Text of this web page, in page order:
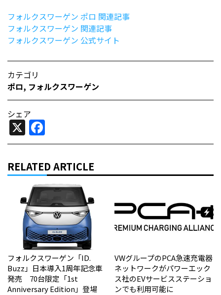
フォルクスワーゲン ポロ 関連記事
フォルクスワーゲン 関連記事
フォルクスワーゲン 公式サイト
カテゴリ
ポロ, フォルクスワーゲン
シェア
X
RELATED ARTICLE
フォルクスワーゲン「ID.
Buzz」日本導入1周年記念車
発売 70台限定「1st
Anniversary Edition」登場
VWグループのPCA急速充電器
ネットワークがパワーエック
ス社のEVサービスステーショ
ンでも利用可能に